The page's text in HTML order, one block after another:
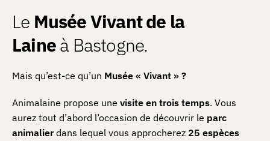
Le Musée Vivant de la
Laineà Bastogne.
Mais qu’est-ce qu’un Musée « Vivant » ?
Animalaine propose une visite en trois temps. Vous
aurez tout d’abord l’occasion de découvrir le parc
animalier dans lequel vous approcherez 25 espèces